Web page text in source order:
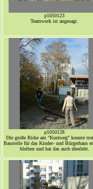
p1050123
Teamwork ist angesagt.
p1050128
Die große Birke am "Kurzweg" konnte
Baustelle für das Kinder- und Bürgerhaus
bleiben und hat das auch überlebt.